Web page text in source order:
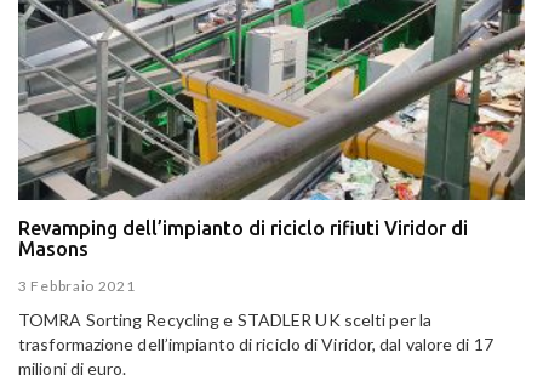
Revamping dell’impianto di riciclo rifiuti Viridor di
Masons
3 Febbraio 2021
TOMRA Sorting Recycling e STADLER UK scelti per la
trasformazione dell’impianto di riciclo di Viridor, dal valore di 17
milioni di euro.